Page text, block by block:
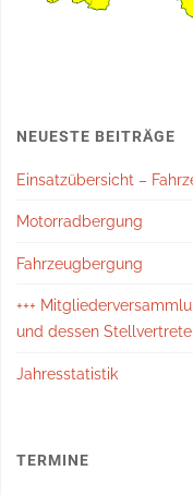
NEUESTE BEITRÄGE
Einsatzübersicht –
Motorradbergung
Fahrzeugbergung
+++
und dessen
Jahresstatistik
TERMINE